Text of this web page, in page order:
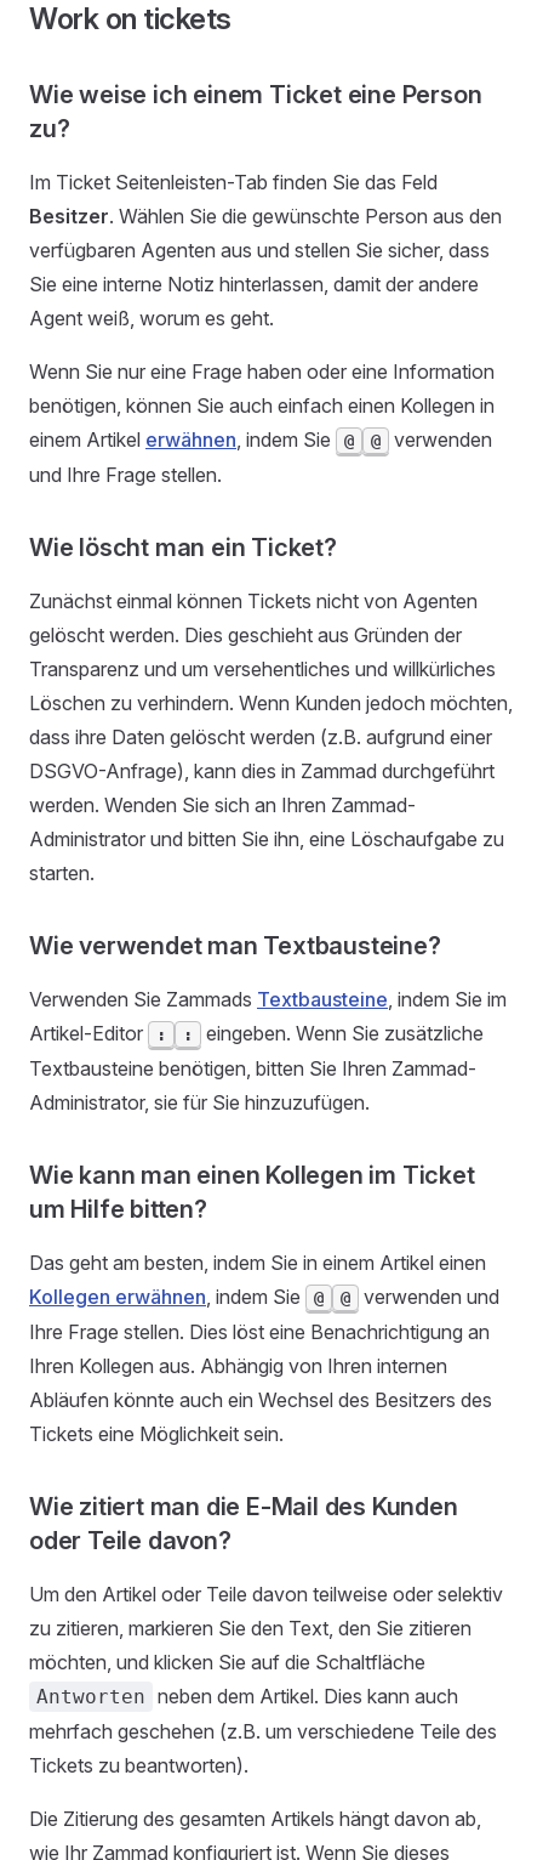
Work on tickets
Wie weise ich einem Ticket eine Person
zu?
Im Ticket Seitenleisten-Tab finden Sie das Feld
Besitzer. Wählen Sie die gewünschte Person aus den
verfügbaren Agenten aus und stellen Sie sicher, dass
Sie eine interne Notiz hinterlassen, damit der andere
Agent weiß, worum es geht.
Wenn Sie nur eine Frage haben oder eine Information
benötigen, können Sie auch einfach einen Kollegen in
einem Artikel erwähnen, indem Sie @ @
verwenden
und Ihre Frage stellen.
Wie löscht man ein Ticket?
Zunächst einmal können Tickets nicht von Agenten
gelöscht werden. Dies geschieht aus Gründen der
Transparenz und um versehentliches und willkürliches
Löschen zu verhindern. Wenn Kunden jedoch möchten,
dass ihre Daten gelöscht werden (z.B. aufgrund einer
DSGVO-Anfrage), kann dies in Zammad durchgeführt
werden. Wenden Sie sich an Ihren Zammad-
Administrator und bitten Sie ihn, eine Löschaufgabe zu
starten.
Wie verwendet man Textbausteine?
Verwenden Sie Zammads Textbausteine, indem Sie im
Artikel-Editor
: :
eingeben. Wenn Sie zusätzliche
Textbausteine benötigen, bitten Sie Ihren Zammad-
Administrator, sie für Sie hinzuzufügen.
Wie kann man einen Kollegen im Ticket
um Hilfe bitten?
Das geht am besten, indem Sie in einem Artikel einen
Kollegen erwähnen, indem Sie @ @
verwenden und
Ihre Frage stellen. Dies löst eine Benachrichtigung an
Ihren Kollegen aus. Abhängig von Ihren internen
Abläufen könnte auch ein Wechsel des Besitzers des
Tickets eine Möglichkeit sein.
Wie zitiert man die E-Mail des Kunden
oder Teile davon?
Um den Artikel oder Teile davon teilweise oder selektiv
zu zitieren, markieren Sie den Text, den Sie zitieren
möchten, und klicken Sie auf die Schaltfläche
Antworten neben dem Artikel. Dies kann auch
mehrfach geschehen (z.B. um verschiedene Teile des
Tickets zu beantworten).
Die Zitierung des gesamten Artikels hängt davon ab,
wie Ihr Zammad konfiguriert ist. Wenn Sie dieses